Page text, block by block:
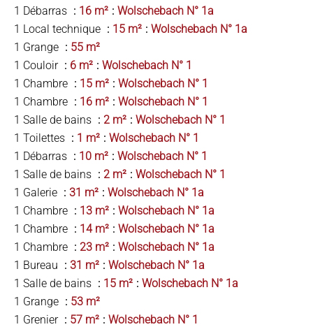
1 Débarras
16 m²
Wolschebach N° 1a
1 Local technique
15 m²
Wolschebach N° 1a
1 Grange
55 m²
1 Couloir
6 m²
Wolschebach N° 1
1 Chambre
15 m²
Wolschebach N° 1
1 Chambre
16 m²
Wolschebach N° 1
1 Salle de bains
2 m²
Wolschebach N° 1
1 Toilettes
1 m²
Wolschebach N° 1
1 Débarras
10 m²
Wolschebach N° 1
1 Salle de bains
2 m²
Wolschebach N° 1
1 Galerie
31 m²
Wolschebach N° 1a
1 Chambre
13 m²
Wolschebach N° 1a
1 Chambre
14 m²
Wolschebach N° 1a
1 Chambre
23 m²
Wolschebach N° 1a
1 Bureau
31 m²
Wolschebach N° 1a
1 Salle de bains
15 m²
Wolschebach N° 1a
1 Grange
53 m²
1 Grenier
57 m²
Wolschebach N° 1